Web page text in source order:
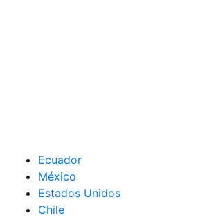
Ecuador
México
Estados Unidos
Chile